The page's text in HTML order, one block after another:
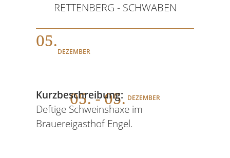
RETTENBERG - SCHWABEN
05.
DEZEMBER
05. - 05. DEZEMBER
Kurzbeschreibung:
Deftige Schweinshaxe im
Brauereigasthof Engel.